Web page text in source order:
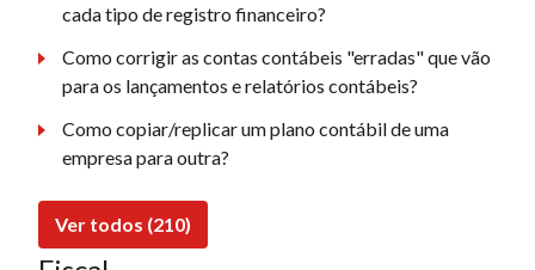
cada tipo de registro financeiro?
Como corrigir as contas contábeis "erradas" que vão
para os lançamentos e relatórios contábeis?
Como copiar/replicar um plano contábil de uma
empresa para outra?
Ver todos (210)